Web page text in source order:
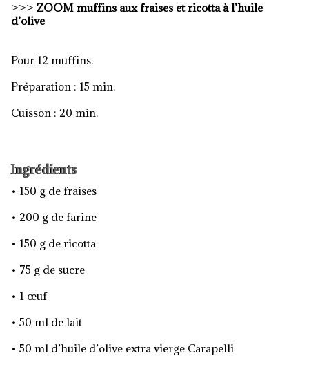
>>> ZOOM muffins aux fraises et ricotta à l’huile
d’olive
Pour 12 muffins.
Préparation : 15 min.
Cuisson : 20 min.
Ingrédients
• 150 g de fraises
• 200 g de farine
• 150 g de ricotta
• 75 g de sucre
• 1 œuf
• 50 ml de lait
• 50 ml d’huile d’olive extra vierge Carapelli